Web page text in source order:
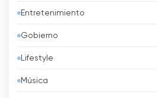
Bahréin
Bangladesh
Barbados
Belarus
Entretenimiento
Gobierno
Lifestyle
Música